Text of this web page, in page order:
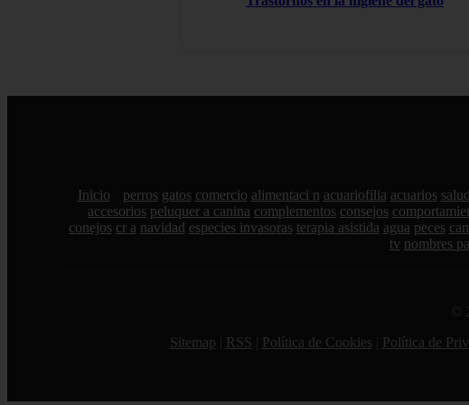
Inicio perros gatos comercio alimentaci n acuariofilia acuarios salud
accesorios peluquer a canina complementos consejos
conejos cr a navidad especies invasoras terapia asistida agua peces
tv nombres
©
Sitemap
RSS Política de Cookies Política de